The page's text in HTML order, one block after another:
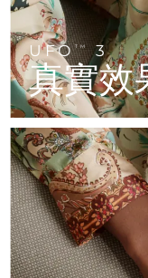
UFOTM 3
真實效
All
面膜
All
Dual
All
All
Anti-
Anti-
All
Scalp
All
All
Full-
All
保健品
專業治療
脫毛
捷克
丹麥
愛沙尼亞
芬蘭
法國
法屬玻里尼西亞
德國